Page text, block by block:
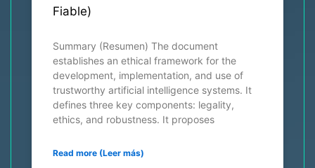
Fiable)
Summary (Resumen) The document
establishes an ethical framework for the
development, implementation, and use of
trustworthy artificial intelligence systems. It
defines three key components: legality,
ethics, and robustness. It proposes
Read more (Leer más)